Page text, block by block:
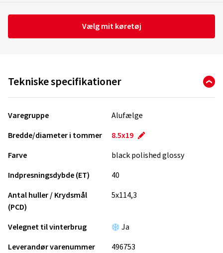
Vælg mit køretøj
Tekniske specifikationer
Varegruppe
Alufælge
Bredde/diameter i tommer
8.5x19
Farve
black polished glossy
Indpresningsdybde (ET)
40
Antal huller / Krydsmål
(PCD)
5x114,3
Velegnet til vinterbrug
Ja
Leverandør varenummer
496753